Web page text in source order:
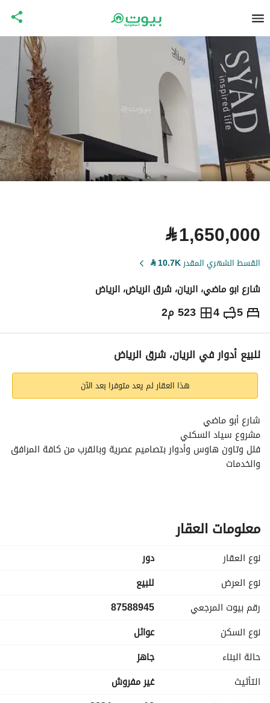
⃁1,650,000
القسط الشهري المقدر10.7K
⃁
شارع ابو ماضي، الريان، شرق الرياض، الرياض
5
4 523 م2 ⃁
1,650,000
التفاصيل معلومات ترخيص الإعلان
للبيع أدوار في الريان، شرق الرياض
هذا العقار لم يعد متوفرا بعد الآن
شارع أبو ماضي
مشروع سياد السكني
والخدمات
مصعد - تكييف بالكامل مخفي وإسبليت
صيانة مجانية لمدة عام ومزايا أخرى عديدة ومتنوعة
تبدأ مسطحات البناء من 220 متر مربع حتى 463 متر مبع
ريال
لا يوجد سعي - البيع لعملاء الكاش حالياً
تحت التشطيبات، نسبة الإنجاز 95%
معلومات العقار
نوع العقار
دور
نوع العرض
للبيع
رقم بيوت المرجعي
87588945
نوع السكن
عوائل
حالة البناء
جاهز
التأثيث
غير مفروش